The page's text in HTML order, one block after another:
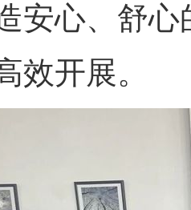
安心、舒
效开展。